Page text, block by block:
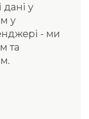
дані у
у
- ми
та